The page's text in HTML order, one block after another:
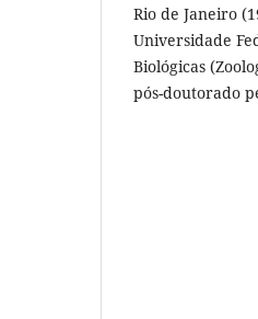
Rio de Janeiro
Universidade
Biológicas
pós-doutorado